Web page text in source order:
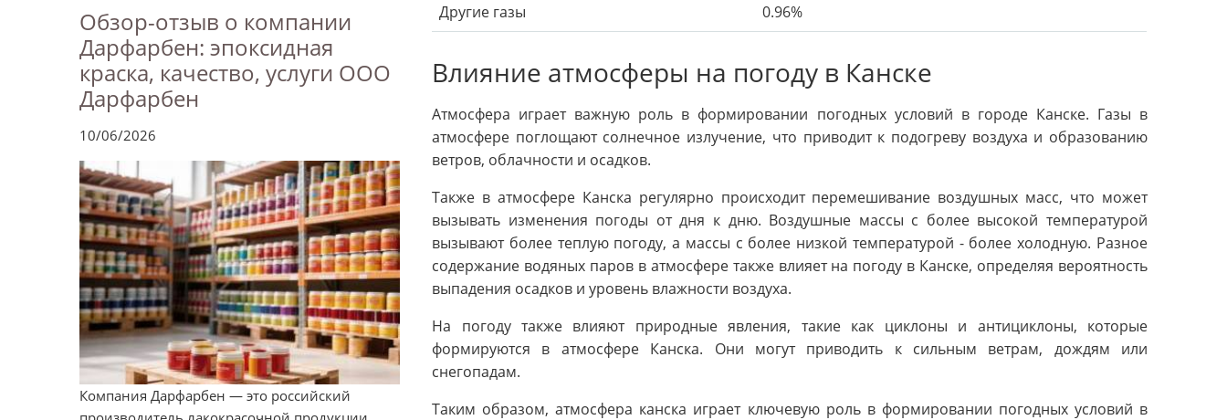
Обзор-отзыв о компании
Дарфарбен: эпоксидная
краска, качество, услуги ООО
Дарфарбен
10/06/2026
Компания Дарфарбен — это российский
Другие газы
0.96%
Влияние атмосферы на погоду в Канске
Атмосфера играет важную роль в формировании погодных условий в городе Канске. Газы в
атмосфере поглощают солнечное излучение, что приводит к подогреву воздуха и образованию
ветров, облачности и осадков.
Также в атмосфере Канска регулярно происходит перемешивание воздушных масс, что может
вызывать изменения погоды от дня к дню. Воздушные массы с более высокой температурой
вызывают более теплую погоду, а массы с более низкой температурой - более холодную. Разное
содержание водяных паров в атмосфере также влияет на погоду в Канске, определяя вероятность
выпадения осадков и уровень влажности воздуха.
На погоду также влияют природные явления, такие как циклоны и антициклоны, которые
формируются в атмосфере Канска. Они могут приводить к сильным ветрам, дождям или
снегопадам.
Таким образом, атмосфера канска играет ключевую роль в формировании погодных условий в